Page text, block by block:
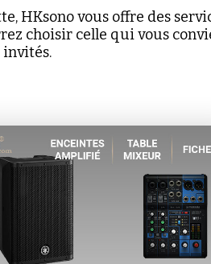
HKsono vous offre des
choisir celle qui vous
invités.